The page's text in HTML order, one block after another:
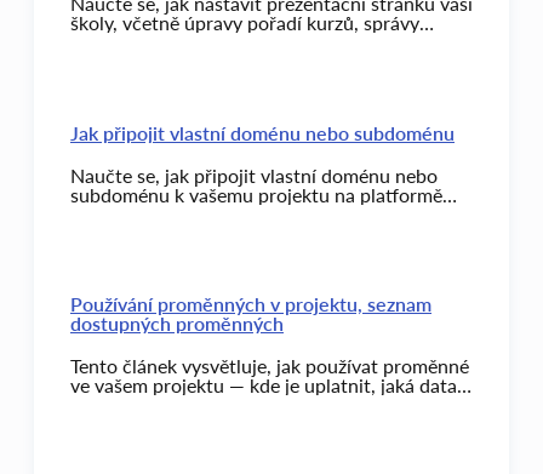
školy, včetně úpravy pořadí kurzů, správy
Jak připojit vlastní doménu nebo subdoménu
Naučte se, jak připojit vlastní doménu nebo
subdoménu k vašemu projektu na platformě
Používání proměnných v projektu, seznam
dostupných proměnných
Tento článek vysvětluje, jak používat proměnné
ve vašem projektu — kde je uplatnit, jaká data